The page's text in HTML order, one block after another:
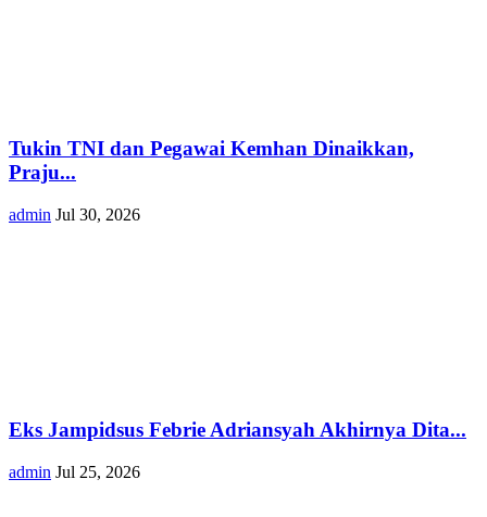
Tukin TNI dan Pegawai Kemhan Dinaikkan,
Praju...
admin Jul 30, 2026
Eks Jampidsus Febrie Adriansyah Akhirnya Dita...
admin Jul 25, 2026